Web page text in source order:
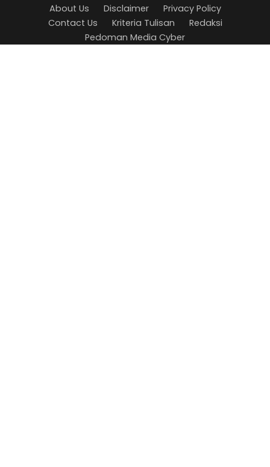
About Us Disclaimer
Privacy Policy
Contact Us
Kriteria Tulisan
Redaksi
Pedoman Media Cyber